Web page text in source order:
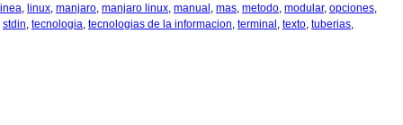
, linux, manjaro, manjaro linux, manual , mas, metodo, modular, opciones,
stdin, tecnologia, tecnologias de la informacion, terminal , texto, tuberias,